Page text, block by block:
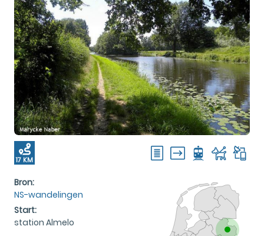
17 KM
Bron:
NS-wandelingen
Start:
station Almelo